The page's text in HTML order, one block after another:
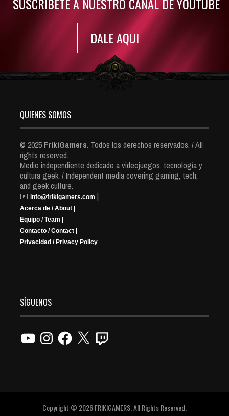
DALE AQUI
QUIENES SOMOS
© 2025 FrikiGamers. Todos los derechos reservados. / All
rights reserved.
Medio independiente dedicado a videojuegos, tecnología y
cultura geek. / Independent media covering gaming, tech,
and geek culture.
📧 info@frikigamers.com |
Acerca de / About |
Equipo / Team |
Contacto / Contact |
Privacidad / Privacy Policy
SÍGUENOS
YouTubeInstagramFacebook
X Twitch
Copyright © 2026 FRIKIGAMERS. All Rights Reserved.